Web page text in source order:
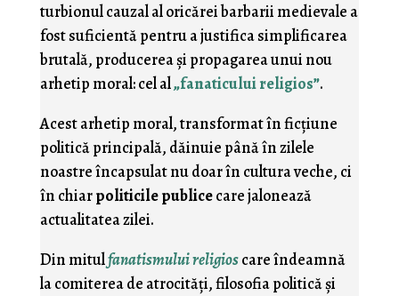
turbionul cauzal al oricărei barbarii medievale a
fost suficientă pentru a justifica simplificarea
brutală, producerea şi propagarea unui nou
arhetip moral: cel al„fanaticului religios”.
Acest arhetip moral, transformat în ficţiune
politică principală, dăinuie până în zilele
noastre încapsulat nu doar în cultura veche, ci
în chiarpoliticile publicecare jalonează
actualitatea zilei.
Din mitulfanatismului religioscare îndeamnă
la comiterea de atrocităţi, filosofia politică şi